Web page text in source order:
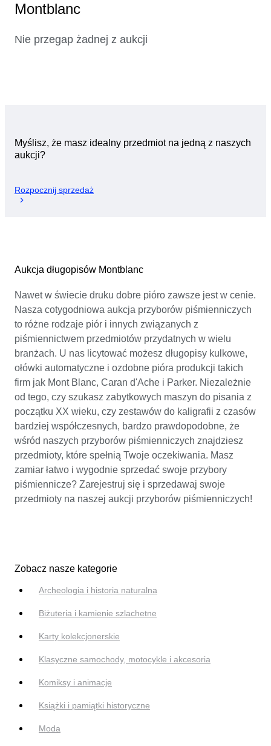
Montblanc
Nie przegap żadnej z aukcji
Myślisz, że masz idealny przedmiot na jedną z naszych
aukcji?
Rozpocznij sprzedaż
Aukcja długopisów Montblanc
Nawet w świecie druku dobre pióro zawsze jest w cenie.
Nasza cotygodniowa aukcja przyborów piśmienniczych
to różne rodzaje piór i innych związanych z
piśmiennictwem przedmiotów przydatnych w wielu
branżach. U nas licytować możesz długopisy kulkowe,
ołówki automatyczne i ozdobne pióra produkcji takich
firm jak Mont Blanc, Caran d'Ache i Parker. Niezależnie
od tego, czy szukasz zabytkowych maszyn do pisania z
początku XX wieku, czy zestawów do kaligrafii z czasów
bardziej współczesnych, bardzo prawdopodobne, że
wśród naszych przyborów piśmienniczych znajdziesz
przedmioty, które spełnią Twoje oczekiwania. Masz
zamiar łatwo i wygodnie sprzedać swoje przybory
piśmiennicze? Zarejestruj się i sprzedawaj swoje
przedmioty na naszej aukcji przyborów piśmienniczych!
Zobacz nasze kategorie
Archeologia i historia naturalna
Biżuteria i kamienie szlachetne
Karty kolekcjonerskie
Klasyczne samochody, motocykle i akcesoria
Komiksy i animacje
Książki i pamiątki historyczne
Moda